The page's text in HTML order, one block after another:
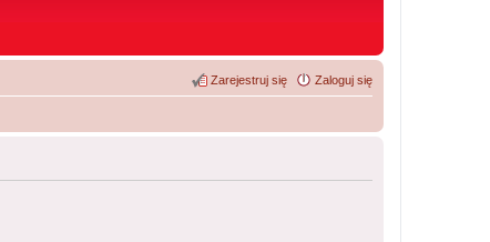
Zaloguj się
Zarejestruj się